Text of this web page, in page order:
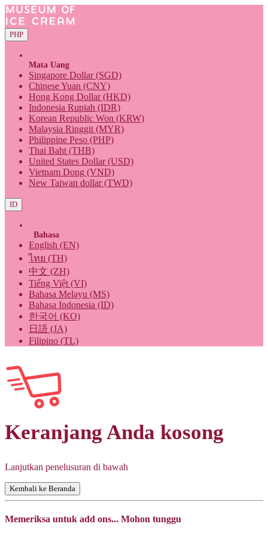
PHP
Mata Uang
Singapore Dollar (SGD)
Chinese Yuan (CNY)
Hong Kong Dollar (HKD)
Indonesia Rupiah (IDR)
Korean Republic Won (KRW)
Malaysia Ringgit (MYR)
Philippine Peso (PHP)
Thai Baht (THB)
United States Dollar (USD)
Vietnam Dong (VND)
New Taiwan dollar (TWD)
ID
Bahasa
English (EN)
ไทย (TH)
中文 (ZH)
Tiếng Việt (VI)
Bahasa Melayu (MS)
Bahasa Indonesia (ID)
한국어 (KO)
日語 (JA)
Filipino (TL)
Keranjang Anda kosong
Lanjutkan penelusuran di bawah
Kembali ke Beranda
Memeriksa untuk add ons... Mohon tunggu